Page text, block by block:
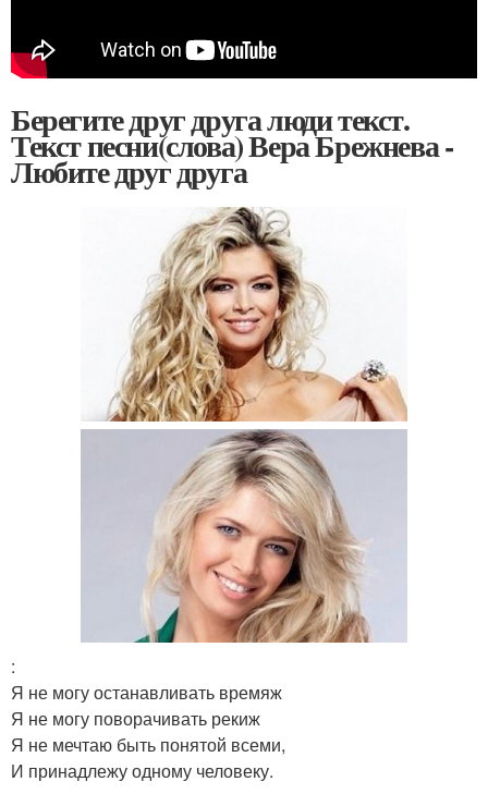
Берегите друг друга люди текст.
Текст песни(слова) Вера Брежнева -
Любите друг друга
:
Я не могу останавливать времяж
Я не могу поворачивать рекиж
Я не мечтаю быть понятой всеми,
И принадлежу одному человеку.